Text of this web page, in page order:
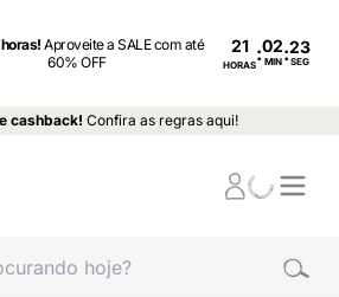
Aproveite a SALE com até
60% OFF
21
HORAS: MIN : SEG
cashback! Confira as regras aqui!